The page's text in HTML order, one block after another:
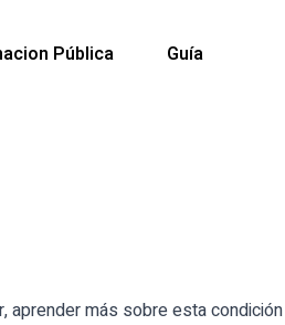
Pública Guía
más sobre esta